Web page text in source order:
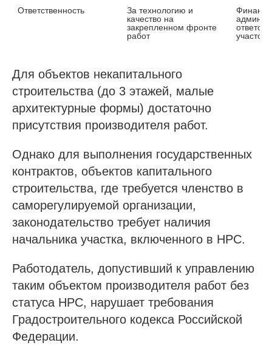
Ответственность
За технологию и
качество на
закрепленном фронте
работ
участок
Для объектов некапитального
строительства (до 3 этажей, малые
архитектурные формы) достаточно
присутствия производителя работ.
Однако для выполнения государственных
контрактов, объектов капитального
строительства, где требуется членство в
саморегулируемой организации,
законодательство требует наличия
начальника участка, включенного в НРС.
Работодатель, допустивший к управлению
таким объектом производителя работ без
статуса НРС, нарушает требования
Градостроительного кодекса Российской
Федерации.
Проспект Обуховской обороны, д.271, лит.
«А», БЦ «Обуховъ-центр», оф. 1109